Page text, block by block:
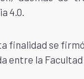
4.0.
finalidad se
entre la